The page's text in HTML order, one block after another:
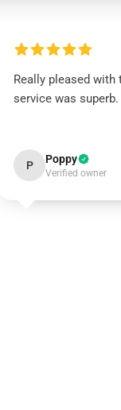
Really pleased with
service was superb.
P Poppy
Verified owner